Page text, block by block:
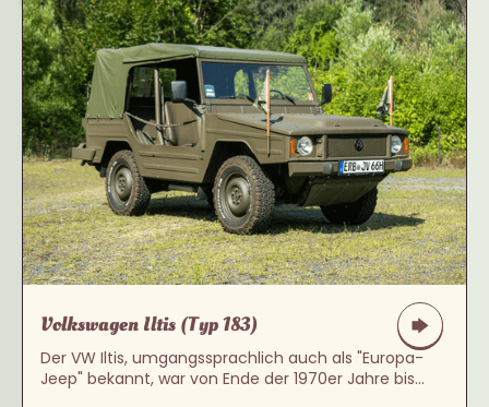
Volkswagen Iltis (Typ 183)
Der VW Iltis, umgangssprachlich auch als "Europa-
Jeep" bekannt, war von Ende der 1970er Jahre bis